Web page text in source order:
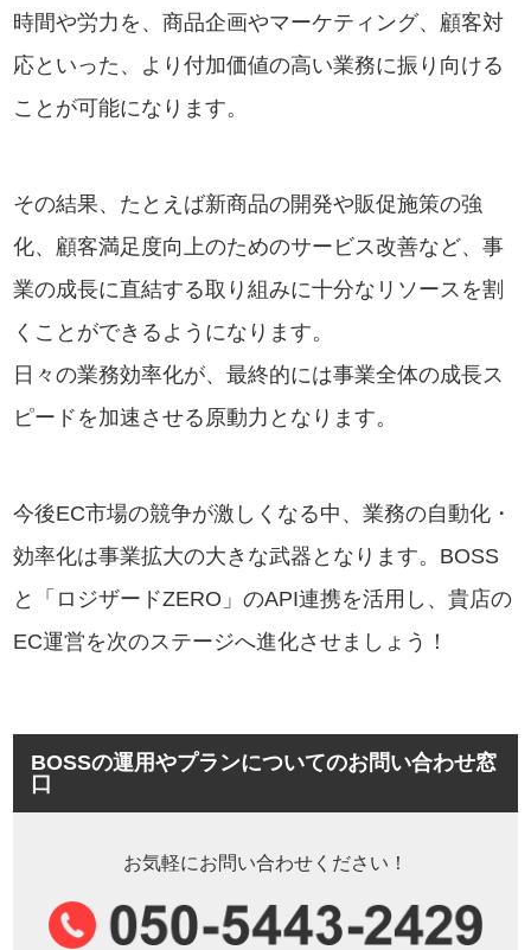
時間や労力を、商品企画やマーケティング、顧客対
応といった、より付加価値の高い業務に振り向ける
ことが可能になります。
その結果、たとえば新商品の開発や販促施策の強
化、顧客満足度向上のためのサービス改善など、事
業の成長に直結する取り組みに十分なリソースを割
くことができるようになります。
日々の業務効率化が、最終的には事業全体の成長ス
ピードを加速させる原動力となります。
今後EC市場の競争が激しくなる中、業務の自動化・
効率化は事業拡大の大きな武器となります。BOSS
と「ロジザードZERO」のAPI連携を活用し、貴店の
EC運営を次のステージへ進化させましょう！
BOSSの運用やプランについてのお問い合わせ窓
口
お気軽にお問い合わせください！